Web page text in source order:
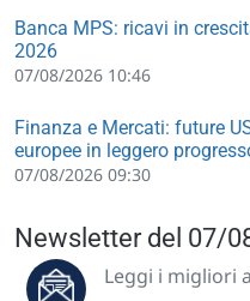
Banca MPS: ricavi in
2026
07/08/2026 10:46
Finanza e Mercati: future
europee in leggero
07/08/2026 09:30
Newsletter del 07/
Leggi i migliori